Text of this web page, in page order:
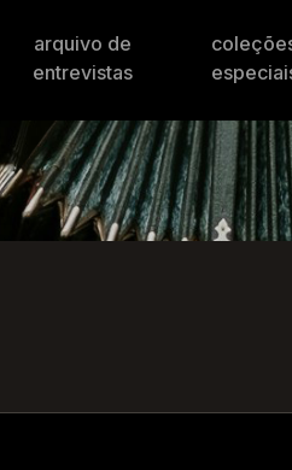
arquivo de
entrevistas